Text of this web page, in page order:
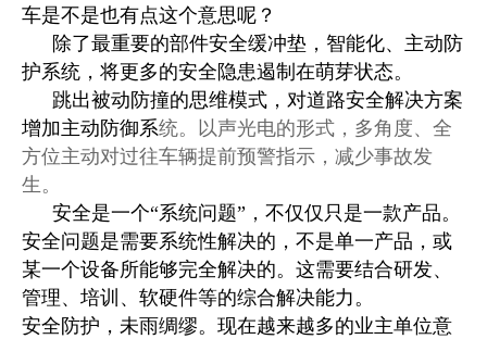
车是不是也有点这个意思呢？
除了最重要的部件安全缓冲垫，智能化、主动防
护系统，将更多的安全隐患遏制在萌芽状态。
跳出被动防撞的思维模式，对道路安全解决方案
增加主动防御系统。以声光电的形式，多角度、全
方位主动对过往车辆提前预警指示，减少事故发
生。
安全是一个“系统问题”，不仅仅只是一款产品。
安全问题是需要系统性解决的，不是单一产品，或
某一个设备所能够完全解决的。这需要结合研发、
管理、培训、软硬件等的综合解决能力。
安全防护，未雨绸缪。现在越来越多的业主单位意